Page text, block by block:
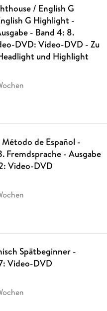
/ English G
G Highlight -
- Band 4: 8.
DVD: Video-DVD - Zu
und Highlight
de Español -
Fremdsprache - Ausgabe
Video-DVD
Spätbeginner -
Video-DVD